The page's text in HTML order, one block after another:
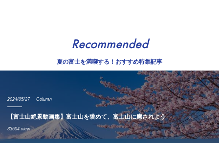
Recommended
夏の富士を満喫する！おすすめ特集記事
2024/05/27 Column
【富士山絶景動画集】富士山を眺めて、富士山に癒されよう
33604 view